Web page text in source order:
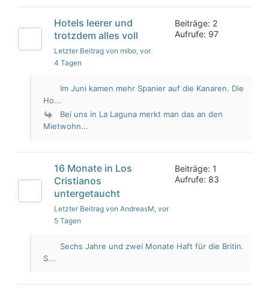
Hotels leerer und
trotzdem alles voll
Letzter Beitrag von mibo, vor
4 Tagen
Beiträge: 2
Aufrufe: 97
Im Juni kamen mehr Spanier auf die Kanaren. Die
Ho...
Bei uns in La Laguna merkt man das an den
Mietwohn...
16 Monate in Los
Cristianos
untergetaucht
Letzter Beitrag von AndreasM, vor
5 Tagen
Beiträge: 1
Aufrufe: 83
Sechs Jahre und zwei Monate Haft für die Britin.
S...